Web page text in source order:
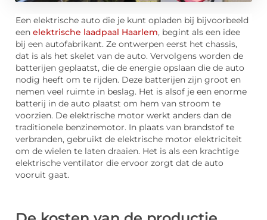
Een elektrische auto die je kunt opladen bij bijvoorbeeld
een elektrische laadpaal Haarlem, begint als een idee
bij een autofabrikant. Ze ontwerpen eerst het chassis,
dat is als het skelet van de auto. Vervolgens worden de
batterijen geplaatst, die de energie opslaan die de auto
nodig heeft om te rijden. Deze batterijen zijn groot en
nemen veel ruimte in beslag. Het is alsof je een enorme
batterij in de auto plaatst om hem van stroom te
voorzien. De elektrische motor werkt anders dan de
traditionele benzinemotor. In plaats van brandstof te
verbranden, gebruikt de elektrische motor elektriciteit
om de wielen te laten draaien. Het is als een krachtige
elektrische ventilator die ervoor zorgt dat de auto
vooruit gaat.